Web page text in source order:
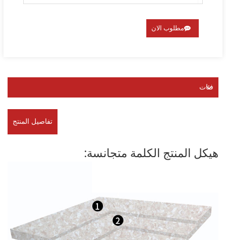
مطلوب الان
فئات
تفاصيل المنتج
هيكل المنتج الكلمة متجانسة: